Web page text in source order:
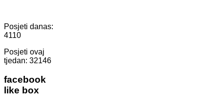
Posjeti danas:
4110
Posjeti ovaj
tjedan: 32146
facebook
like box